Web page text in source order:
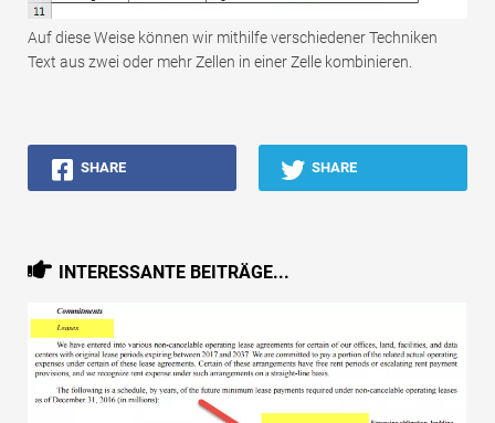
Auf diese Weise können wir mithilfe verschiedener Techniken
Text aus zwei oder mehr Zellen in einer Zelle kombinieren.
SHARE SHARE
INTERESSANTE BEITRÄGE...